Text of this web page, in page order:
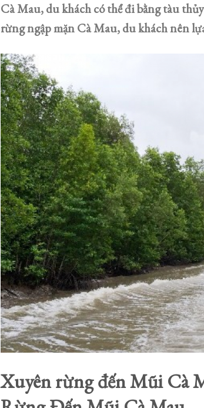
Cà Mau, du khách có thể đi bằng tàu
rừng ngập mặn Cà Mau, du khách nên
Xuyên rừng đến Mũi Cà